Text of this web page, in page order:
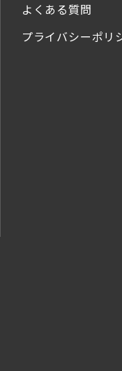
よくある質問
プライバシーポリ